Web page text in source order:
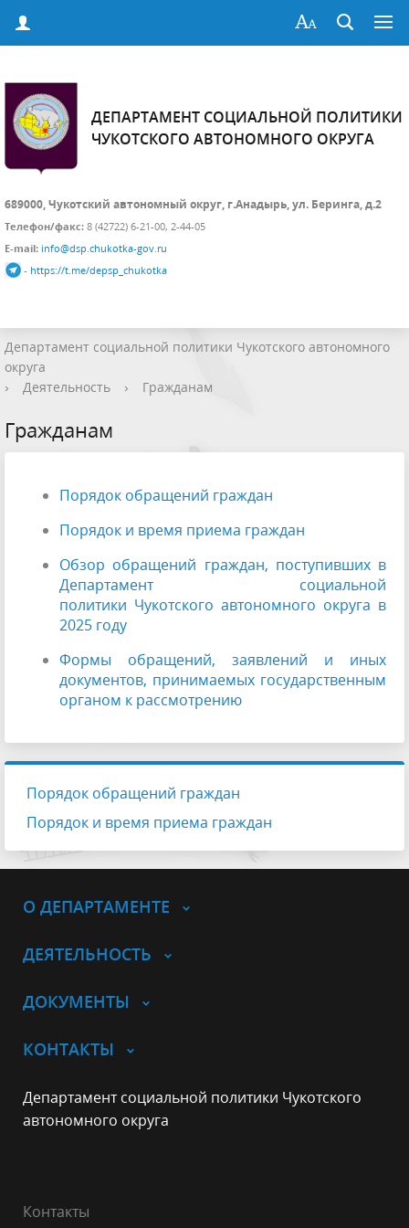
ДЕПАРТАМЕНТ СОЦИАЛЬНОЙ ПОЛИТИКИ
ЧУКОТСКОГО АВТОНОМНОГО ОКРУГА
689000, Чукотский автономный округ, г.Анадырь, ул. Беринга, д.2
Телефон/факс: 8 (42722) 6-21-00, 2-44-05
E-mail: info@dsp.chukotka-gov.ru
- https://t.me/depsp_chukotka
Департамент социальной политики Чукотского автономного
округа
›
Деятельность › Гражданам
Гражданам
Порядок обращений граждан
Порядок и время приема граждан
Обзор обращений граждан, поступивших в
Департамент социальной
политики Чукотского автономного округа в
2025 году
Формы обращений, заявлений и иных
документов, принимаемых государственным
органом к рассмотрению
Порядок обращений граждан
Порядок и время приема граждан
О ДЕПАРТАМЕНТЕ
ДЕЯТЕЛЬНОСТЬ
ДОКУМЕНТЫ
КОНТАКТЫ
Департамент социальной политики Чукотского
автономного округа
Контакты